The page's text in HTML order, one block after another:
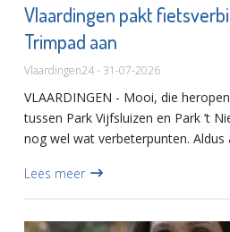
Vlaardingen pakt
Trimpad aan
Vlaardingen24 - 31-07-2026
VLAARDINGEN - Mooi, die
tussen Park Vijfsluizen en Park ’t
nog wel wat verbeterpunten. Aldus
vragen o...
Lees meer